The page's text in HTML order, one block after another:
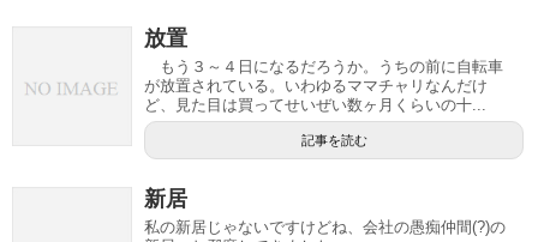
放置
もう３～４日になるだろうか。うちの前に自転車
が放置されている。いわゆるママチャリなんだけ
ど、見た目は買ってせいぜい数ヶ月くらいの十...
記事を読む
新居
私の新居じゃないですけどね、会社の愚痴仲間(?)の